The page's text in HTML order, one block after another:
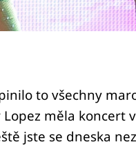
to všechny
měla koncert
jste se dneska